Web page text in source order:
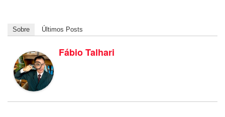
Sobre Últimos Posts
Fábio Talhari